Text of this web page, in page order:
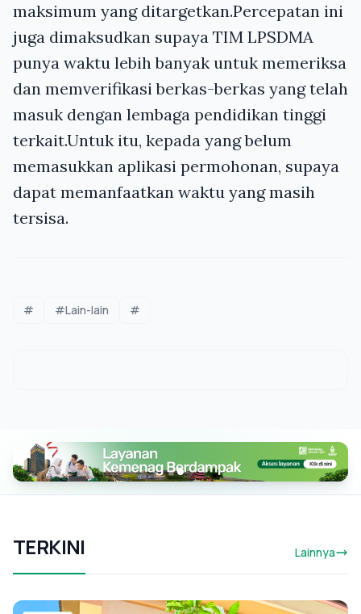
maksimum yang ditargetkan.Percepatan ini
juga dimaksudkan supaya TIM LPSDMA
punya waktu lebih banyak untuk memeriksa
dan memverifikasi berkas-berkas yang telah
masuk dengan lembaga pendidikan tinggi
terkait.Untuk itu, kepada yang belum
memasukkan aplikasi permohonan, supaya
dapat memanfaatkan waktu yang masih
tersisa.
# #Lain-lain #
TERKINI Lainnya